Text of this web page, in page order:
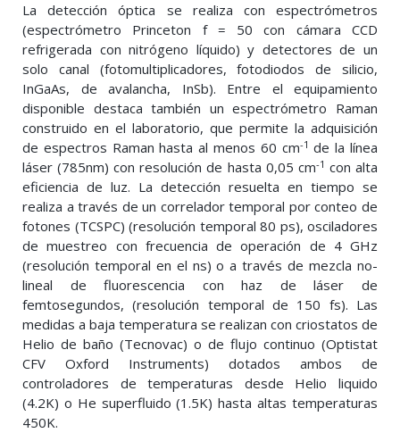
La detección óptica se realiza con espectrómetros
(espectrómetro Princeton f = 50 con cámara CCD
refrigerada con nitrógeno líquido) y detectores de un
solo canal (fotomultiplicadores, fotodiodos de silicio,
InGaAs, de avalancha, InSb). Entre el equipamiento
disponible destaca también un espectrómetro Raman
construido en el laboratorio, que permite la adquisición
de espectros Raman hasta al menos 60 cm-1 de la línea
láser (785nm) con resolución de hasta 0,05 cm-1 con alta
eficiencia de luz. La detección resuelta en tiempo se
realiza a través de un correlador temporal por conteo de
fotones (TCSPC) (resolución temporal 80 ps), osciladores
de muestreo con frecuencia de operación de 4 GHz
(resolución temporal en el ns) o a través de mezcla no-
lineal de fluorescencia con haz de láser de
femtosegundos, (resolución temporal de 150 fs). Las
medidas a baja temperatura se realizan con criostatos de
Helio de baño (Tecnovac) o de flujo continuo (Optistat
CFV Oxford Instruments) dotados ambos de
controladores de temperaturas desde Helio liquido
(4.2K) o He superfluido (1.5K) hasta altas temperaturas
450K.